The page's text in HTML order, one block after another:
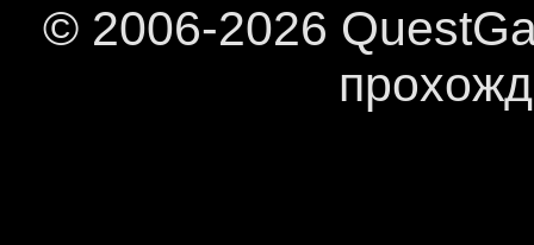
© 2006-2026